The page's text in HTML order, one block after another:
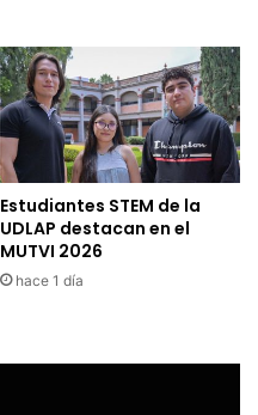
Estudiantes STEM de la
UDLAP destacan en el
MUTVI 2026
hace 1 día